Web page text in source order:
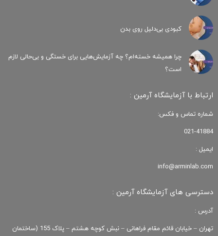
کبودی‌ بی‌دلیل روی بدن
چرا همیشه خسته‌ام؟ چه آزمایش‌هایی برای خستگی و بی‌حالی لازم
است؟
ارتباط با آزمایشگاه آرمین :
شماره تماس و فکس:
021-41884
ایمیل :
info@arminlab.com
دسترسی های آزمایشگاه آرمین :
آدرس :
تهران – خیابان قائم مقام فراهانی – نبش کوچه هشتم – پلاک 155 (ساختمان